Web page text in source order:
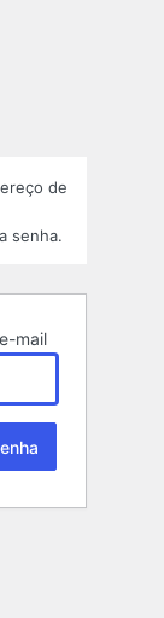
de
senha.
mail